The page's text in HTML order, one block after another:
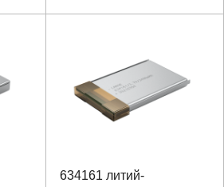
634161 литий-